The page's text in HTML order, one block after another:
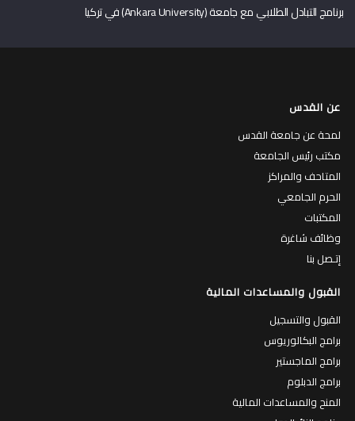
برنامج التبادل الطلابي مع جامعة (Ankara University) في تركيا
عن القدس
لمحة عن جامعة القدس
مكتب رئيس الجامعة
المتاحف والمراكز
الحرم الجامعي
المكتبات
وظائف شاغرة
إتـصل بنا
القبول والمساعدات المالية
القبول والتسجيل
برامج البكالوريوس
برامج الماجستير
برامج الدبلوم
المنح والمساعدات المالية